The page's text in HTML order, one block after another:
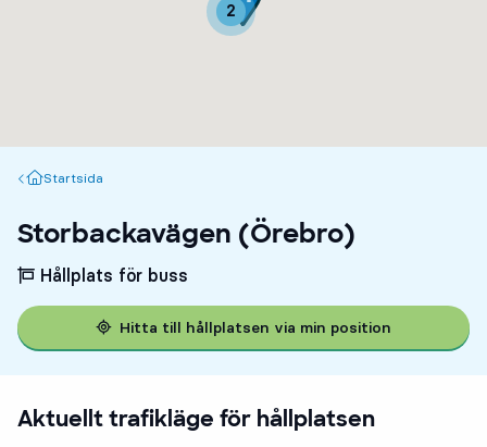
2
Startsida
Startsida
Storbackavägen (Örebro)
Hållplats för buss
Hitta till hållplatsen via min position
Aktuellt trafikläge för hållplatsen